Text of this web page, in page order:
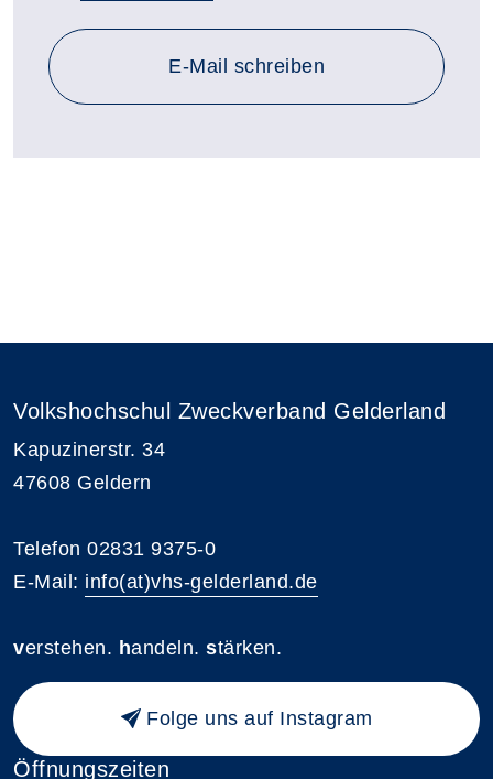
E-Mail schreiben
Volkshochschul Zweckverband Gelderland
Kapuzinerstr. 34
47608 Geldern
Telefon 02831 9375-0
E-Mail: info(at)vhs-gelderland.de
verstehen. handeln. stärken.
Folge uns auf Instagram
Öffnungszeiten